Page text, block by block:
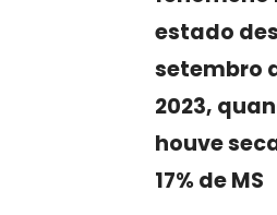
estado
setembro
2023,
houve
17% de MS